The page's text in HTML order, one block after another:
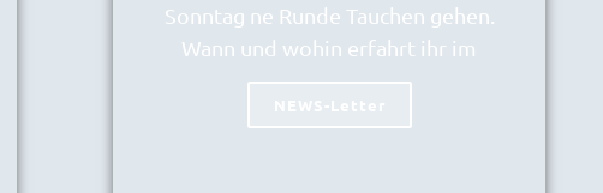
Sonntag ne Runde Tauchen gehen.
Wann und wohin erfahrt ihr im